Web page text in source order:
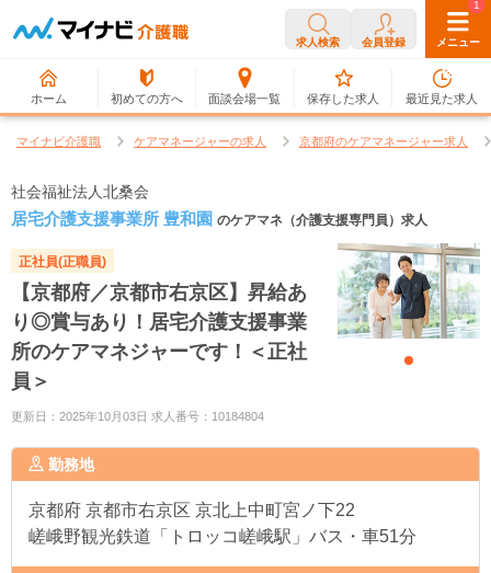
求人検索 会員登録 メニュー
ホーム 初めての方へ 面談会場一覧
0
保存した求人
1
最近見た求人
マイナビ介護職 ケアマネージャーの求人 京都府のケアマネージャー求人
社会福祉法人北桑会
居宅介護支援事業所 豊和園 のケアマネ（介護支援専門員）求人
正社員(正職員)
【京都府／京都市右京区】昇給あ
り◎賞与あり！居宅介護支援事業
所のケアマネジャーです！＜正社
員＞
更新日：2025年10月03日 求人番号：10184804
勤務地
京都府 京都市右京区 京北上中町宮ノ下22
嵯峨野観光鉄道「トロッコ嵯峨駅」バス・車51分